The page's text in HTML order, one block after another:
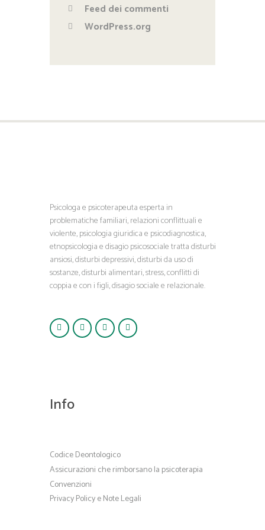
Feed dei commenti
WordPress.org
Psicologa e psicoterapeuta esperta in
problematiche familiari, relazioni conflittuali e
violente, psicologia giuridica e psicodiagnostica,
etnopsicologia e disagio psicosociale tratta disturbi
ansiosi, disturbi depressivi, disturbi da uso di
sostanze, disturbi alimentari, stress, conflitti di
coppia e con i figli, disagio sociale e relazionale.
Info
Codice Deontologico
Assicurazioni che rimborsano la psicoterapia
Convenzioni
Privacy Policy e Note Legali